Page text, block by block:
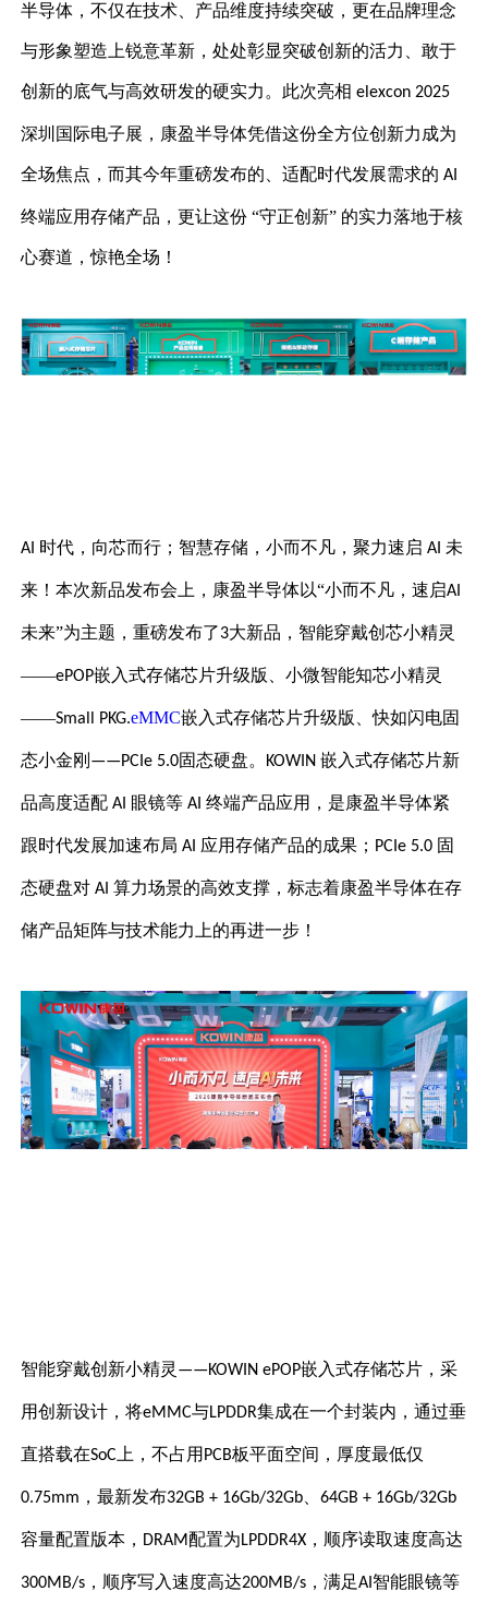
半导体，不仅在技术、产品维度持续突破，更在品牌理念
与形象塑造上锐意革新，处处彰显突破创新的活力、敢于
创新的底气与高效研发的硬实力。此次亮相elexcon 2025
深圳国际电子展，康盈半导体凭借这份全方位创新力成为
全场焦点，而其今年重磅发布的、适配时代发展需求的AI
终端应用存储产品，更让这份 “守正创新” 的实力落地于核
心赛道，惊艳全场！
AI 时代，向芯而行；智慧存储，小而不凡，聚力速启AI未
来！本次新品发布会上，康盈半导体以“小而不凡，速启AI
未来”为主题，重磅发布了3大新品，智能穿戴创芯小精灵
——ePOP嵌入式存储芯片升级版、小微智能知芯小精灵
——Small PKG.eMMC嵌入式存储芯片升级版、快如闪电固
态小金刚 ——PCIe 5.0固态硬盘。 KOWIN嵌入式存储芯片新
品高度适配AI 眼镜等AI终端产品应用，是康盈半导体紧
跟时代发展加速布局AI 应用存储产品的成果； PCIe 5.0 固
态硬盘对AI算力场景的高效支撑，标志着康盈半导体在存
储产品矩阵与技术能力上的再进一步！
智能穿戴创新小精灵 ——KOWIN ePOP嵌入式存储芯片，采
用创新设计，将eMMC与LPDDR集成在一个封装内，通过垂
直搭载在SoC 上，不占用 PCB板平面空间，厚度最低仅
0.75mm ，最新发布32GB + 16Gb/32Gb 、64GB + 16Gb/32Gb
容量配置版本， DRAM配置为LPDDR4X ，顺序读取速度高达
300MB/s ，顺序写入速度高达200MB/s ，满足AI智能眼镜等